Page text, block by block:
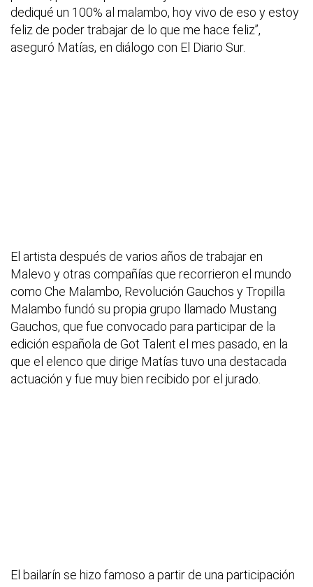
dediqué un 100% al malambo, hoy vivo de eso y estoy
feliz de poder trabajar de lo que me hace feliz”,
aseguró Matías, en diálogo con El Diario Sur.
El artista después de varios años de trabajar en
Malevo y otras compañías que recorrieron el mundo
como Che Malambo, Revolución Gauchos y Tropilla
Malambo fundó su propia grupo llamado Mustang
Gauchos, que fue convocado para participar de la
edición española de Got Talent el mes pasado, en la
que el elenco que dirige Matías tuvo una destacada
actuación y fue muy bien recibido por el jurado.
El bailarín se hizo famoso a partir de una participación